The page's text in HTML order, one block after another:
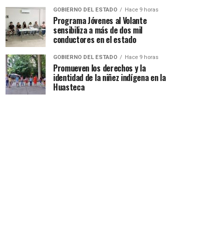
GOBIERNO DEL ESTADO Hace 9 horas
Programa Jóvenes al Volante
sensibiliza a más de dos mil
conductores en el estado
GOBIERNO DEL ESTADO Hace 9 horas
Promueven los derechos y la
identidad de la niñez indígena en la
Huasteca